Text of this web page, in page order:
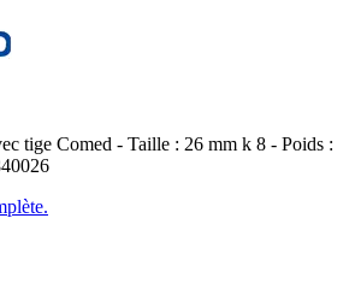
tige Comed - Taille : 26 mm k 8 - Poids :